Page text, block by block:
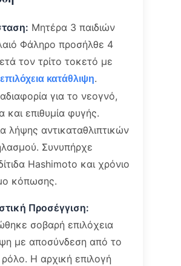
Μητέρα 3 παιδιών
Φάληρο προσήλθε 4
τον τρίτο τοκετό με
επιλόχεια κατάθλιψη.
για το νεογνό,
και επιθυμία φυγής.
λήψης αντικαταθλιπτικών
Συνυπήρχε
Hashimoto και χρόνιο
κόπωσης.
Προσέγγιση:
σοβαρή επιλόχεια
με αποσύνδεση από το
ρόλο. Η αρχική επιλογή